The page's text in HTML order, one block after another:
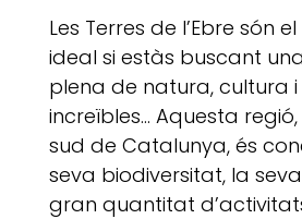
Les Terres de l’Ebre són
ideal si estàs buscant
plena de natura, cultura
increïbles… Aquesta
sud de Catalunya, és
seva biodiversitat, la
gran quantitat